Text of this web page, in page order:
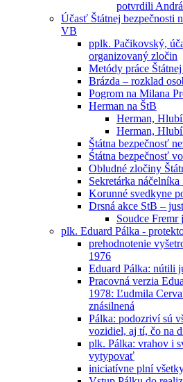
potvrdili
Účasť Štátnej bezpečnosti
VB
pplk. Pačikovský,
organizovaný zločin
Metódy práce
Brázda – rozklad
Pogrom na Milana
Herman na ŠtB
Herman,
Herman,
Štátna bezpečnosť
Śtátna bezpečnosť
Obludné zločiny
Sekretárka
Korunné svedkyne
Drsná akce StB –
Soudce Fremr
plk. Eduard Pálka -
prehodnotenie
1976
Eduard Pálka: nútili
Pracovná verzia
1978: Ľudmila
znásilnená
Pálka: podozriví sú
vozidiel, aj tí, čo na
plk. Pálka: vrahov i
vytypovať
iniciatívne plní